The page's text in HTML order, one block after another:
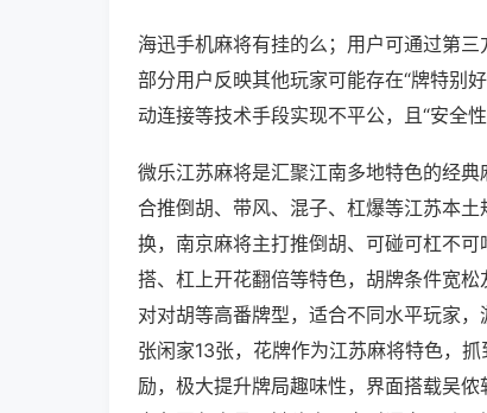
海迅手机麻将有挂的么；用户可通过第三
部分用户反映其他玩家可能存在“牌特别
动连接等技术手段实现不平公，且“安全性
微乐江苏麻将是汇聚江南多地特色的经
合推倒胡、带风、混子、杠爆等江苏本
换，南京麻将主打推倒胡、可碰可杠不
搭、杠上开花翻倍等特色，胡牌条件宽松
对对胡等高番牌型，适合不同水平玩家
张闲家13张，花牌作为江苏麻将特色，
励，极大提升牌局趣味性，界面搭载吴